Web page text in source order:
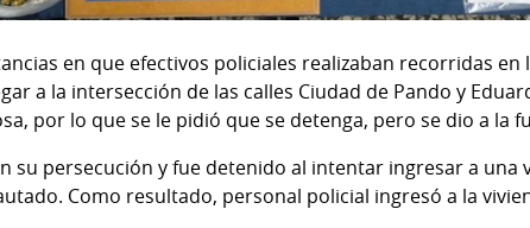
en que efectivos policiales realizaban recorridas en
a la intersección de las calles Ciudad de Pando y
por lo que se le pidió que se detenga, pero se dio a la
su persecución y fue detenido al intentar ingresar a una
Como resultado, personal policial ingresó a la